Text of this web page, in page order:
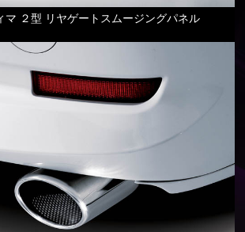
マ ２型 リヤゲートスムージングパネル